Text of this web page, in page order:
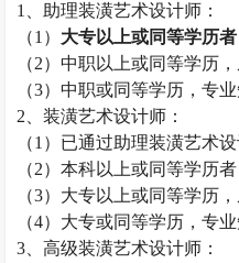
1
、助理装潢艺术设计师：
（1 ） 大专以上或同等学历者
（2）中职以上或同等学历
（3）中职或同等学历，专
2 、装潢艺术设计师：
（1 ）已通过助理装潢艺术
（2）本科以上或同等学历者
（3）大专以上或同等学历
（4）大专或同等学历，专
3 、高级装潢艺术设计师：